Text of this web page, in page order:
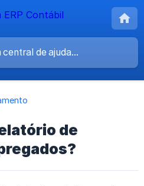
de